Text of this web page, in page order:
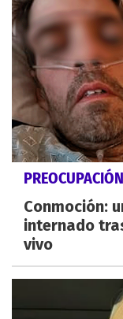
PREOCUPACIÓN
Conmoción:
internado
vivo